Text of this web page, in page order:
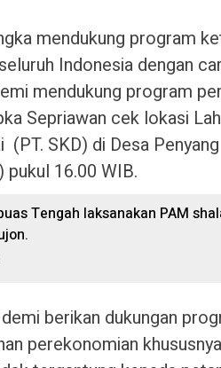
mendukung program
Indonesia dengan
mendukung program
Sepriawan cek lokasi
(PT. SKD) di Desa
16.00 WIB.
Tengah laksanakan PAM
berikan dukungan
perekonomian